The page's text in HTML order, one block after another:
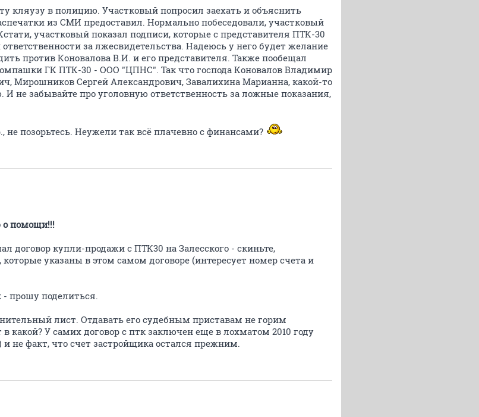
кляузу в полицию. Участковый попросил заехать и объяснить
из СМИ предоставил. Нормально побеседовали, участковый
участковый показал подписи, которые с представителя ПТК-30
за лжесвидетельства. Надеюсь у него будет желание
против Коновалова В.И. и его представителя. Также пообещал
ГК ПТК-30 - ООО "ЦПНС". Так что господа Коновалов Владимир
Мирошников Сергей Александрович, Завалихина Марианна, какой-то
не забывайте про уголовную ответственность за ложные показания,
не позорьтесь. Неужели так всё плачевно с финансами?
помощи!!!
договор купли-продажи с ПТК30 на Залесского - скиньте,
указаны в этом самом договоре (интересует номер счета и
- прошу поделиться.
лист. Отдавать его судебным приставам не горим
какой? У самих договор с птк заключен еще в лохматом 2010 году
и не факт, что счет застройщика остался прежним.